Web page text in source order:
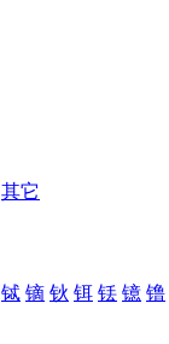
其它
铽 镝 钬 铒 铥 镱 镥